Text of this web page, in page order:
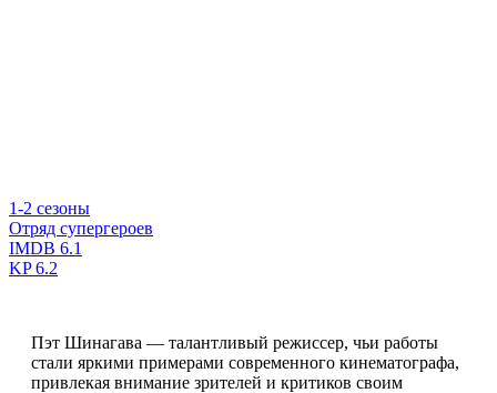
1-2 сезоны
Отряд супергероев
IMDB 6.1
KP6.2
Пэт Шинагава — талантливый режиссер, чьи работы
стали яркими примерами современного кинематографа,
привлекая внимание зрителей и критиков своим